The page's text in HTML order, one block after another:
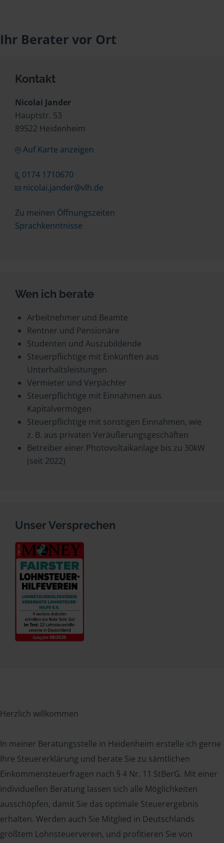
Ihr Berater vor Ort
Kontakt
Nicolai Jander
Hauptstr. 53
89522 Heidenheim
Auf Karte anzeigen
0174 1710670
nicolai.jander@vlh.de
Zu meinen Öffnungszeiten
Sprachkenntnisse
Wen ich berate
Arbeitnehmer und Beamte
Rentner und Pensionäre
Studenten und Auszubildende
Steuerpflichtige mit Einkünften aus
Unterhaltsleistungen
Vermieter und Verpächter
Steuerpflichtige mit Einnahmen aus
Kapitalvermögen
Steuerpflichtige mit sonstigen Einnahmen, wie
z. B. aus privaten Veräußerungsgeschäften
Betreiber einer Photovoltaikanlage bis zu 30kW
(seit 2022)
Unser Versprechen
Herzlich willkommen
In meiner Beratungsstelle in Heidenheim erstelle ich gerne
Ihre Steuererklärung und berate Sie zu sämtlichen
Einkommensteuerfragen nach § 4 Nr. 11 StBerG. Mit einer
individuellen Beratung lassen sich alle Möglichkeiten
ausschöpfen, damit Sie das optimale Steuerergebnis
erhalten. Werden auch Sie Mitglied in Deutschlands
größtem Lohnsteuerverein, und profitieren Sie von